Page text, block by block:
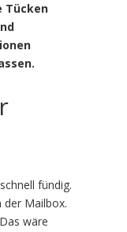
Tücken
fündig.
Mailbox.
wäre